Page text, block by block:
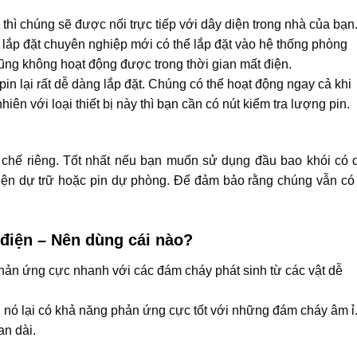
chúng sẽ được nối trực tiếp với dây diện trong nhà của bạn.
đặt chuyên nghiệp mới có thể lắp đặt vào hệ thống phòng
không hoạt động được trong thời gian mất điện.
lại rất dễ dàng lắp đặt. Chúng có thể hoạt động ngay cả khi
với loại thiết bị này thì bạn cần có nút kiểm tra lượng pin.
riêng. Tốt nhất nếu bạn muốn sử dụng đầu bao khói có
dự trữ hoặc pin dự phòng. Để đảm bảo rằng chúng vẫn có
– Nên dùng cái nào?
ứng cực nhanh với các đám cháy phát sinh từ các vật dễ
lại có khả năng phản ứng cực tốt với những đám cháy âm ỉ.
dài.